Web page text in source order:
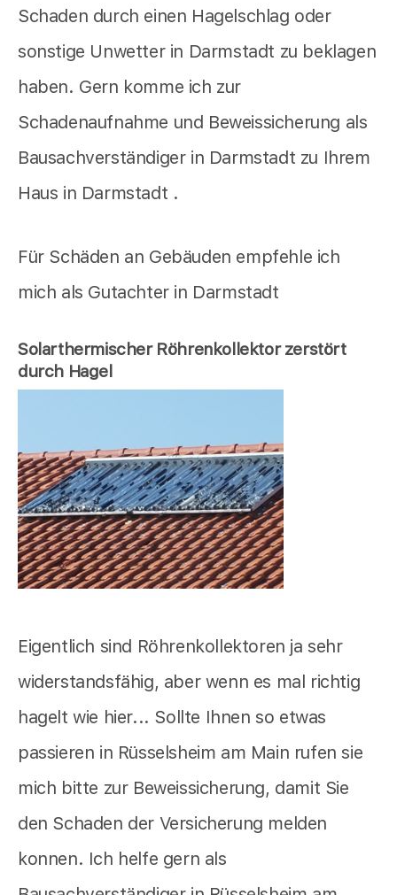
Schaden durch einen Hagelschlag oder
sonstige Unwetter in Darmstadt zu beklagen
haben. Gern komme ich zur
Schadenaufnahme und Beweissicherung als
Bausachverständiger in Darmstadt zu Ihrem
Haus in Darmstadt .
Für Schäden an Gebäuden empfehle ich
mich als Gutachter in Darmstadt
Solarthermischer Röhrenkollektor zerstört
durch Hagel
Eigentlich sind Röhrenkollektoren ja sehr
widerstandsfähig, aber wenn es mal richtig
hagelt wie hier... Sollte Ihnen so etwas
passieren in Rüsselsheim am Main rufen sie
mich bitte zur Beweissicherung, damit Sie
den Schaden der Versicherung melden
konnen. Ich helfe gern als